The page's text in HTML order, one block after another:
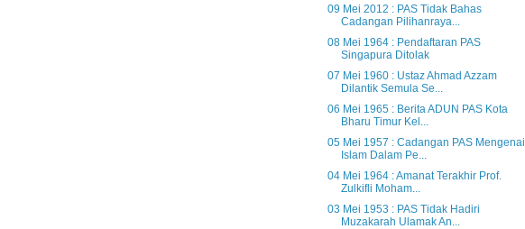
09 Mei 2012 : PAS Tidak Bahas
Cadangan Pilihanraya...
08 Mei 1964 : Pendaftaran PAS
Singapura Ditolak
07 Mei 1960 : Ustaz Ahmad Azzam
Dilantik Semula Se...
06 Mei 1965 : Berita ADUN PAS Kota
Bharu Timur Kel...
05 Mei 1957 : Cadangan PAS Mengenai
Islam Dalam Pe...
04 Mei 1964 : Amanat Terakhir Prof.
Zulkifli Moham...
03 Mei 1953 : PAS Tidak Hadiri
Muzakarah Ulamak An...